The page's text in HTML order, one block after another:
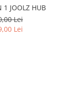
1 JOOLZ HUB
Lei
Lei